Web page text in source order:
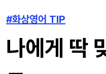
#화상영어 TIP
나에게 딱